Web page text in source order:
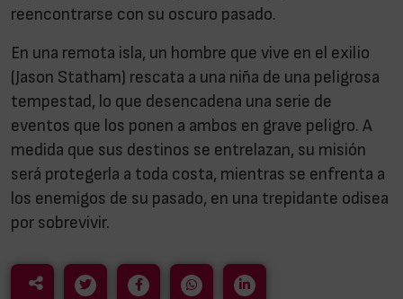
reencontrarse con su oscuro pasado.
En una remota isla, un hombre que vive en el exilio
(Jason Statham) rescata a una niña de una peligrosa
tempestad, lo que desencadena una serie de
eventos que los ponen a ambos en grave peligro. A
medida que sus destinos se entrelazan, su misión
será protegerla a toda costa, mientras se enfrenta a
los enemigos de su pasado, en una trepidante odisea
por sobrevivir.